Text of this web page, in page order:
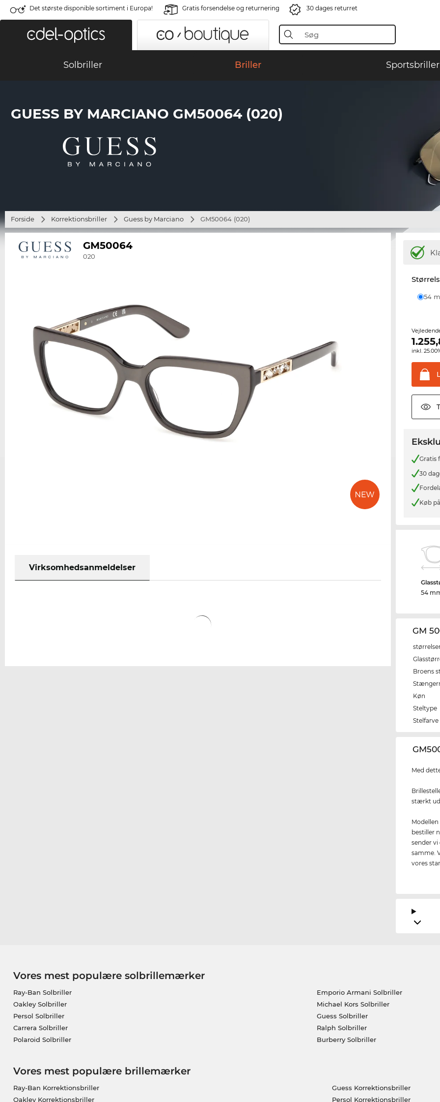
Det største disponible sortiment i Europa! Gratis forsendelse og returnering 30 dages returret
Solbriller Briller Sportsbriller
GUESS BY MARCIANO GM50064 (020)
Forside Korrektionsbriller Guess by Marciano GM50064 (020)
GM50064
020
Virksomhedsanmeldelser
54
inkl.
Gratis
30
Køb
54
GM
Broens
Køn
Steltype
Stelfarve
Med
stærkt
bestiller
sender
samme.
vores
Vores mest populære solbrillemærker
Ray-Ban Solbriller
Oakley Solbriller
Persol Solbriller
Carrera Solbriller
Polaroid Solbriller
Emporio Armani Solbriller
Michael Kors Solbriller
Guess Solbriller
Ralph Solbriller
Burberry Solbriller
Vores mest populære brillemærker
Ray-Ban Korrektionsbriller
Oakley Korrektionsbriller
Guess Korrektionsbriller
Persol Korrektionsbriller